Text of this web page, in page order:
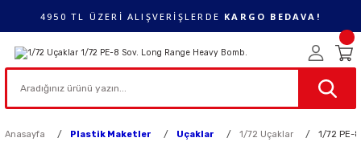
4950 TL ÜZERİ ALIŞVERİŞLERDE KARGO BEDAVA!
Anasayfa Plastik Maketler Uçaklar 1/72 Uçaklar 1/72 PE-